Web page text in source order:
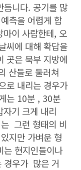
듬니다. 공기를 많
측을 어렵게 합
이 사람한테, 오
씨에 대해 확답을
곳은 북부 지방에
산들로 둘러쳐
로 내리는 경우가
는 10분 , 30분
기 크게 내리
그런 형태의 비
지만 가벼운 형
는 현지인들이나
경우가 많은 거